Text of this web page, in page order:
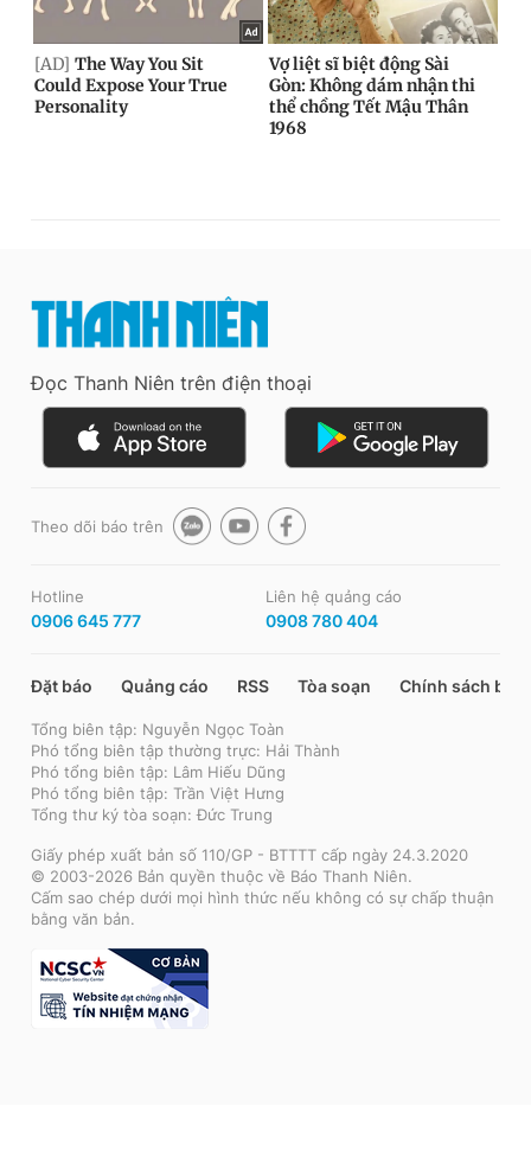
Đọc Thanh Niên trên điện thoại
Theo dõi báo trên
Hotline
0906 645 777
Liên hệ quảng cáo
0908 780 404
Đặt báo Quảng cáo RSS Tòa soạn Chính sách bảo
Tổng biên tập: Nguyễn Ngọc Toàn
Phó tổng biên tập thường trực: Hải Thành
Phó tổng biên tập: Lâm Hiếu Dũng
Phó tổng biên tập: Trần Việt Hưng
Tổng thư ký tòa soạn: Đức Trung
Giấy phép xuất bản số 110/GP - BTTTT cấp ngày 24.3.2020
© 2003-2026 Bản quyền thuộc về Báo Thanh Niên.
Cấm sao chép dưới mọi hình thức nếu không có sự chấp thuận
bằng văn bản.